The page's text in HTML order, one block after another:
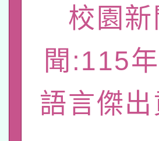
國立臺灣
年度健康促
函轉國家
原住民族教
族教育國際
轉知教育
新北市政府
師專業成長
函轉國立臺
族語言臺北
「族語學
轉知有關國
文教學共
教育部國
校園
聞:115
語言傑